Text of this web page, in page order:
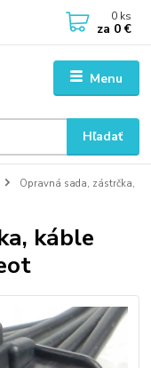
Menu
Hľadať
0 ks
za 0 €
Opravná sada, zástrčka,
káble